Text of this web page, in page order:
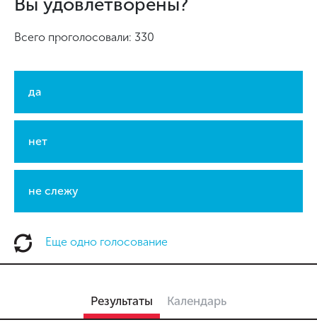
Вы удовлетворены?
Всего проголосовали: 330
да
нет
не слежу
Еще одно голосование
Результаты Календарь